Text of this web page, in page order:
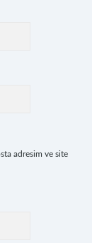
adresim ve site